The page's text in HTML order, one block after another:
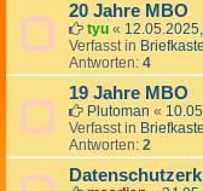
20 Jahre MBO
tyu «
Verfasst in
Antworten: 4
19 Jahre MBO
Plutoman «
Verfasst in
Antworten: 2